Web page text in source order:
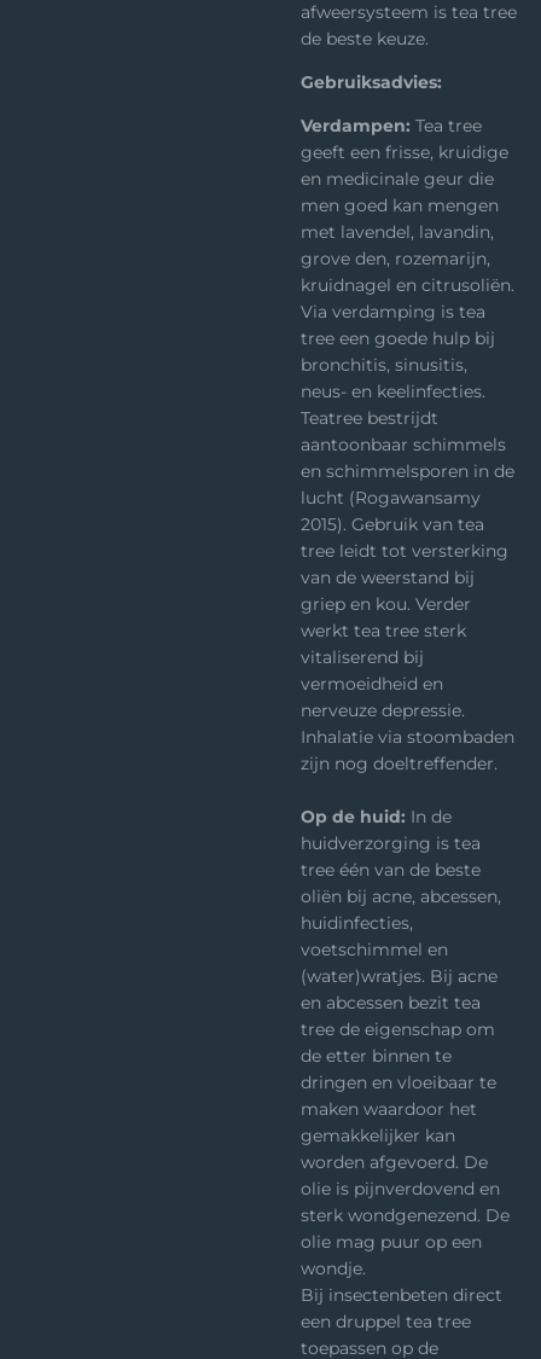
afweersysteem is tea tree
de beste keuze.
Gebruiksadvies:
Verdampen: Tea tree
geeft een frisse, kruidige
en medicinale geur die
men goed kan mengen
met lavendel, lavandin,
grove den, rozemarijn,
kruidnagel en citrusoliën.
Via verdamping is tea
tree een goede hulp bij
bronchitis, sinusitis,
neus- en keelinfecties.
Teatree bestrijdt
aantoonbaar schimmels
en schimmelsporen in de
lucht (Rogawansamy
2015). Gebruik van tea
tree leidt tot versterking
van de weerstand bij
griep en kou. Verder
werkt tea tree sterk
vitaliserend bij
vermoeidheid en
nerveuze depressie.
Inhalatie via stoombaden
zijn nog doeltreffender.
Op de huid: In de
huidverzorging is tea
tree één van de beste
oliën bij acne, abcessen,
huidinfecties,
voetschimmel en
(water)wratjes. Bij acne
en abcessen bezit tea
tree de eigenschap om
de etter binnen te
dringen en vloeibaar te
maken waardoor het
gemakkelijker kan
worden afgevoerd. De
olie is pijnverdovend en
sterk wondgenezend. De
olie mag puur op een
wondje.
Bij insectenbeten direct
een druppel tea tree
toepassen op de